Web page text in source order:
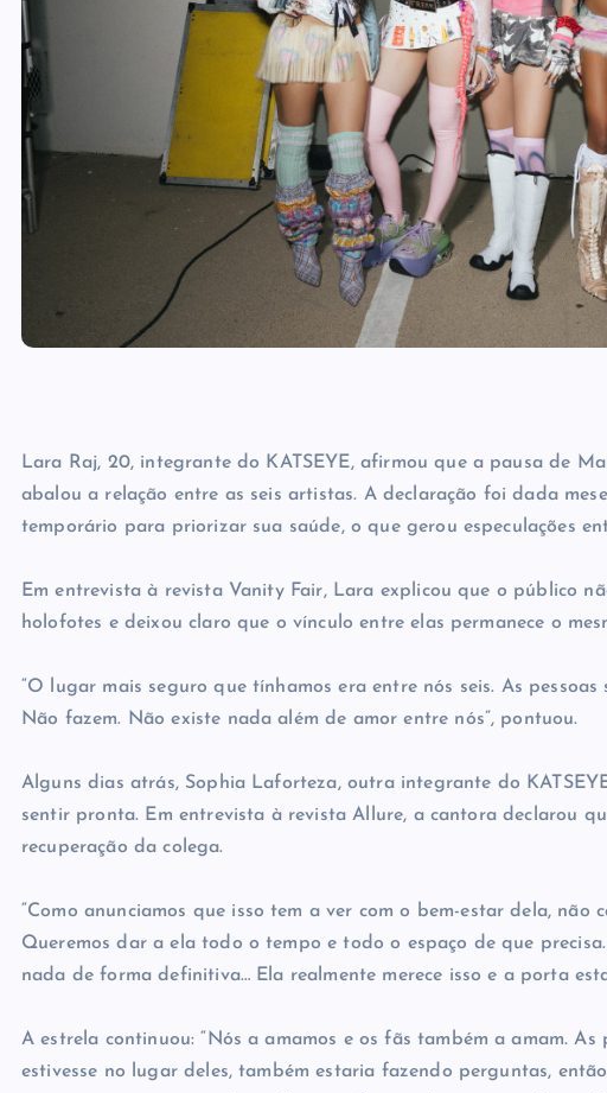
Lara Raj, 20, integrante do KATSEYE, afirmou que a pausa de
abalou a relação entre as seis artistas. A declaração foi dada
temporário para priorizar sua saúde, o que gerou especulações
Em entrevista à revista Vanity Fair, Lara explicou que o público
holofotes e deixou claro que o vínculo entre elas permanece o
“O lugar mais seguro que tínhamos era entre nós seis. As
Não fazem. Não existe nada além de amor entre nós”, pontuou.
Alguns dias atrás, Sophia Laforteza, outra integrante do
sentir pronta. Em entrevista à revista Allure, a cantora declarou
recuperação da colega.
“Como anunciamos que isso tem a ver com o bem-estar dela, não
Queremos dar a ela todo o tempo e todo o espaço de que
nada de forma definitiva… Ela realmente merece isso e a porta
A estrela continuou: “Nós a amamos e os fãs também a amam. As
estivesse no lugar deles, também estaria fazendo perguntas,